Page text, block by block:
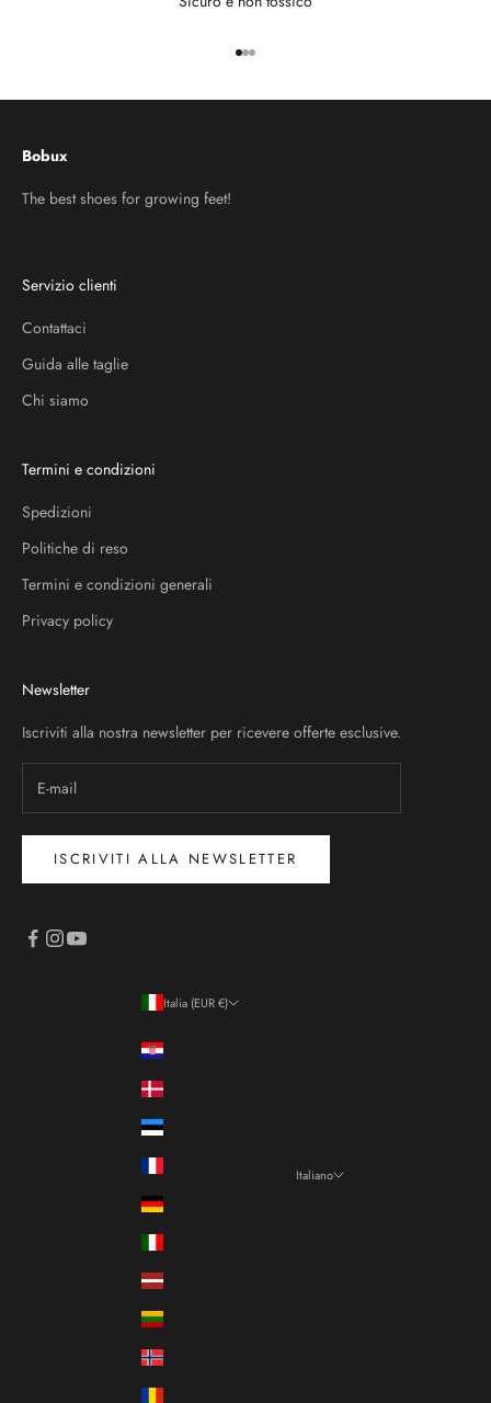
Vai all'articolo 1
Vai all'articolo 2
Vai all'articolo 3
Bobux
The best shoes for growing feet!
Servizio clienti
Contattaci
Guida alle taglie
Chi siamo
Termini e condizioni
Spedizioni
Politiche di reso
Termini e condizioni generali
Privacy policy
Newsletter
Iscriviti alla nostra newsletter per ricevere offerte esclusive.
ISCRIVITI ALLA NEWSLETTER
Italia (EUR €)
Croazia (EUR €)
Danimarca (DKK kr.)
Estonia (EUR €)
Francia (EUR €)
Germania (EUR €)
Italia (EUR €)
Lettonia (EUR €)
Lituania (EUR €)
Norvegia (EUR €)
Romania (RON Lei)
Italiano